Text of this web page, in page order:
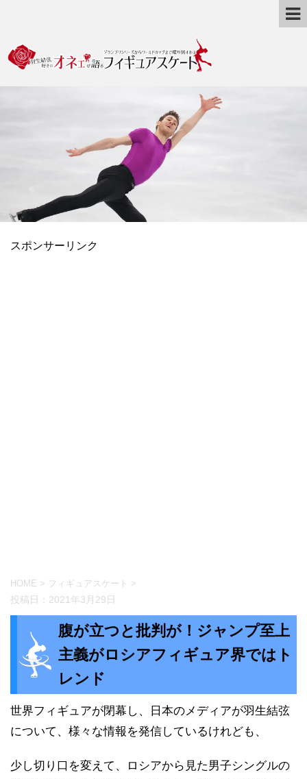
スポンサーリンク
HOME > フィギュアスケート >
投稿日： 2021年3月29日
腹が立つと批判が！ジャンプ至上
主義がロシアフィギュア界ではト
レンド
世界フィギュアが閉幕し、日本のメディアが羽生結弦
について、様々な情報を発信しているけれども、
少し切り口を変えて、ロシアから見た男子シングルの